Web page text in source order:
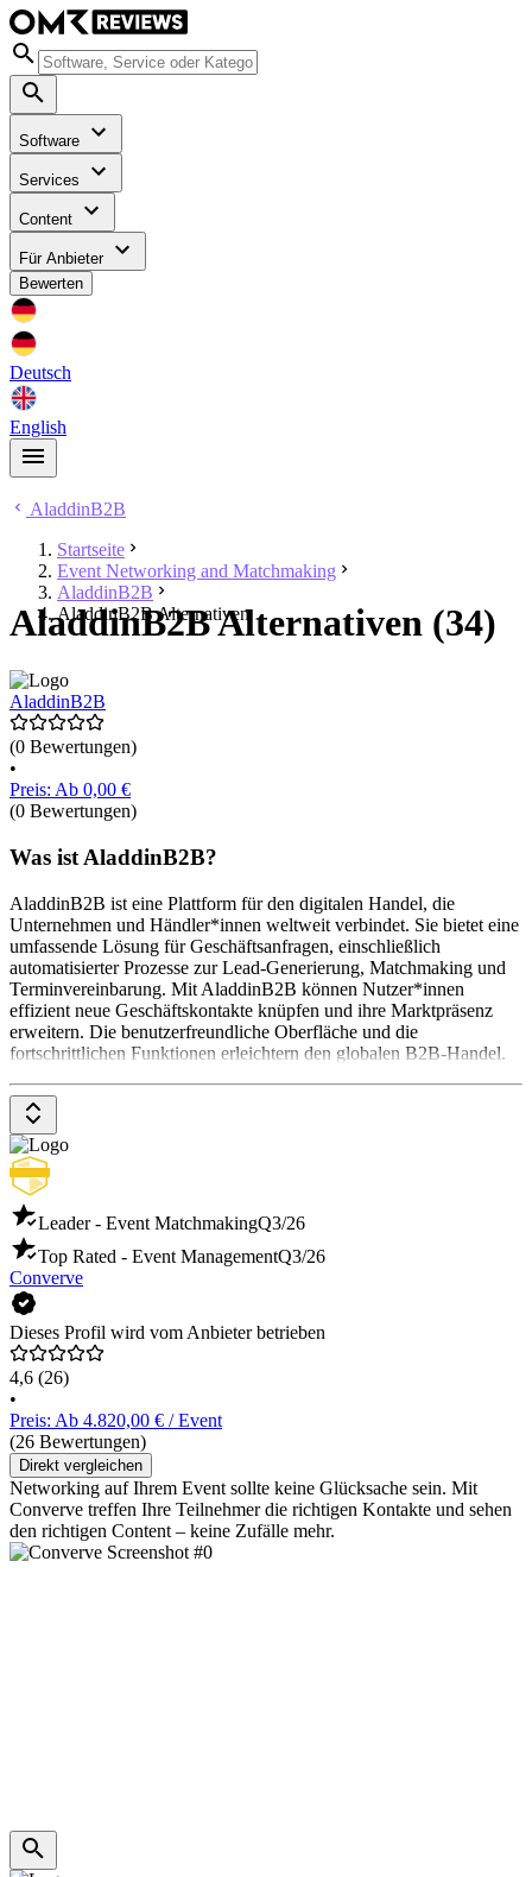
Software
Services
Content
Für Anbieter
Bewerten
Deutsch
English
AladdinB2B
Startseite
Event Networking and Matchmaking
AladdinB2B
AladdinB2B Alternativen
AladdinB2B Alternativen (34)
AladdinB2B
(0 Bewertungen)
•
Preis: Ab 0,00 €
(0 Bewertungen)
Was ist AladdinB2B?
AladdinB2B ist eine Plattform für den digitalen Handel, die
Unternehmen und Händler*innen weltweit verbindet. Sie bietet eine
umfassende Lösung für Geschäftsanfragen, einschließlich
automatisierter Prozesse zur Lead-Generierung, Matchmaking und
Terminvereinbarung. Mit AladdinB2B können Nutzer*innen
effizient neue Geschäftskontakte knüpfen und ihre Marktpräsenz
erweitern. Die benutzerfreundliche Oberfläche und die
fortschrittlichen Funktionen erleichtern den globalen B2B-Handel.
Leader - Event MatchmakingQ3/26
Top Rated - Event ManagementQ3/26
Converve
Dieses Profil wird vom Anbieter betrieben
4,6 (26)
•
Preis: Ab 4.820,00 € / Event
(26 Bewertungen)
Direkt vergleichen
Networking auf Ihrem Event sollte keine Glücksache sein. Mit
Converve treffen Ihre Teilnehmer die richtigen Kontakte und sehen
den richtigen Content – keine Zufälle mehr.